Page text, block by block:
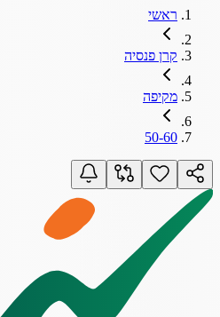
ראשי
קרן פנסיה
מקיפה
50-60